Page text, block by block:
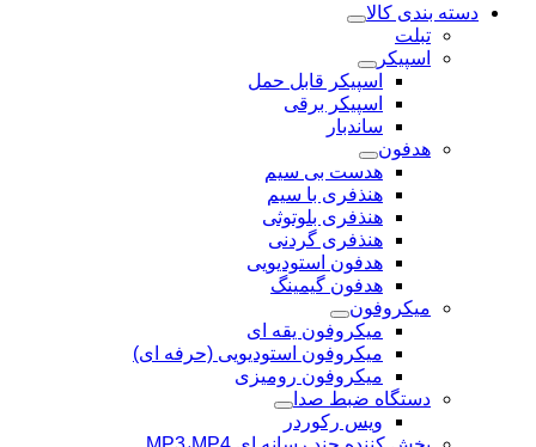
دسته بندی کالا
تبلت
اسپیکر
اسپیکر قابل حمل
اسپیکر برقی
ساندبار
هدفون
هدست بی سیم
هنذفری با سیم
هنذفری بلوتوثی
هنذفری گردنی
هدفون استودیویی
هدفون گیمینگ
میکروفون
میکروفون یقه ای
میکروفون استودیویی (حرفه ای)
میکروفون رومیزی
دستگاه ضبط صدا
ویس رکوردر